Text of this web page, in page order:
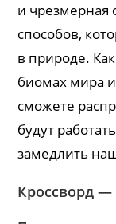
и чрезмерная
способов,
в природе.
биомах мира
сможете
будут
замедлить
Кроссворд